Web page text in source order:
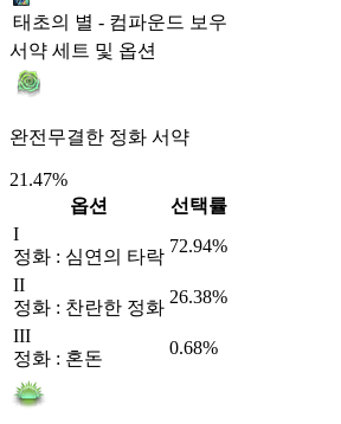
태초의 별 - 컴파운드 보우
서약 세트 및 옵션
완전무결한 정화 서약
21.47%
옵션
선택률
I
정화 : 심연의 타락
72.94%
II
정화 : 찬란한 정화
26.38%
III
정화 : 혼돈
0.68%